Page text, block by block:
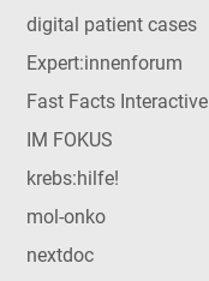
digital patient cases
Expert:innenforum
Fast Facts Interactive
IM FOKUS
krebs:hilfe!
mol-onko
nextdoc